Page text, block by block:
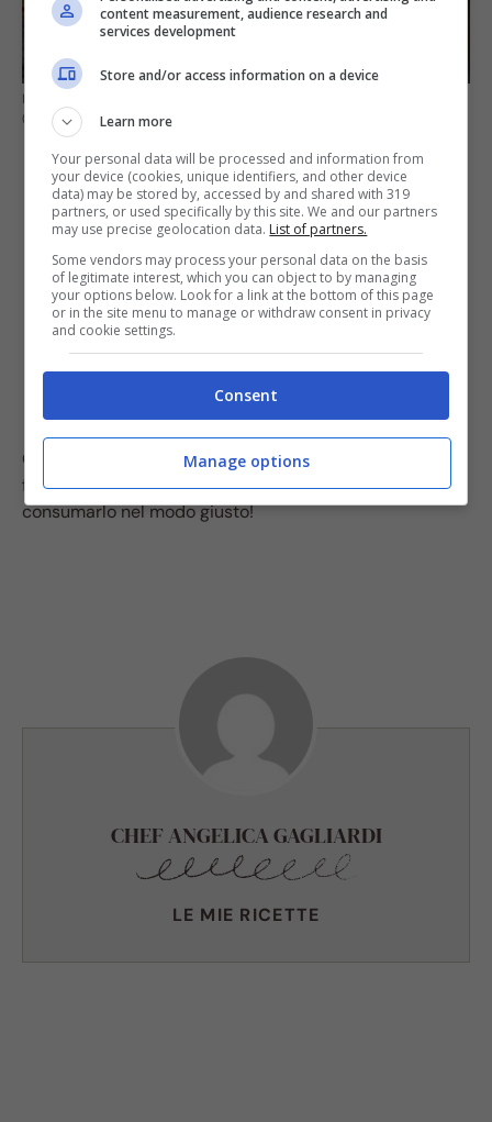
Insieme a yogurt e biscotti integrali per una merenda sana e gustosa
(fonte pixabey)
Come si evince, non dobbiamo rinunciare a questo
frutto prelibato quando siamo a dieta: basta
consumarlo nel modo giusto!
CHEF ANGELICA GAGLIARDI
LE MIE RICETTE
content measurement, audience research and
services development
Store and/or access information on a device
Learn more
Your personal data will be processed and information from
your device (cookies, unique identifiers, and other device
data) may be stored by, accessed by and shared with 319
partners, or used specifically by this site. We and our partners
may use precise geolocation data. List of partners.
Some vendors may process your personal data on the basis
of legitimate interest, which you can object to by managing
your options below. Look for a link at the bottom of this page
or in the site menu to manage or withdraw consent in privacy
and cookie settings.
Consent
Manage options